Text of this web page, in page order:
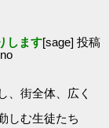
します[sage] 投稿
、街全体、広く
しむ生徒たち